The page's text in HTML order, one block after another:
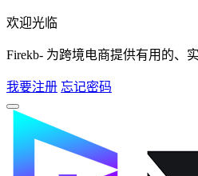
欢迎光临
Firekb- 为跨境电商提供有用的、
我要注册 忘记密码